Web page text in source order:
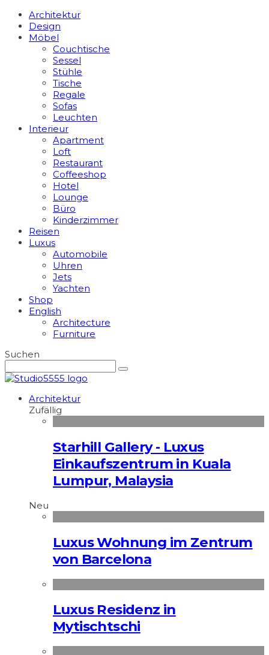
Architektur
Design
Möbel
Couchtische
Sessel
Stühle
Tische
Regale
Sofas
Leuchten
Interieur
Apart­ment
Loft
Restaurant
Coffeeshop
Hotel
Lounge
Büro
Kinderzimmer
Reisen
Luxus
Automobile
Uhren
Jets
Yachten
Shop
English
Architecture
Furniture
Suchen
Architektur
Zufällig
Starhill Gallery - Luxus
Einkaufszentrum in Kuala
Lumpur, Malaysia
Neu
Luxus Wohnung im Zentrum
von Barcelona
Luxus Residenz in
Mytischtschi